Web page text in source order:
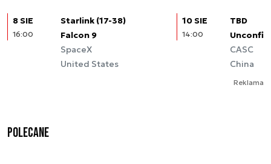
8 SIE
16:00
Starlink (17-38)
Falcon 9
SpaceX
United States
10 SIE
14:00
TBD
CASC
China
Reklama
Polecane